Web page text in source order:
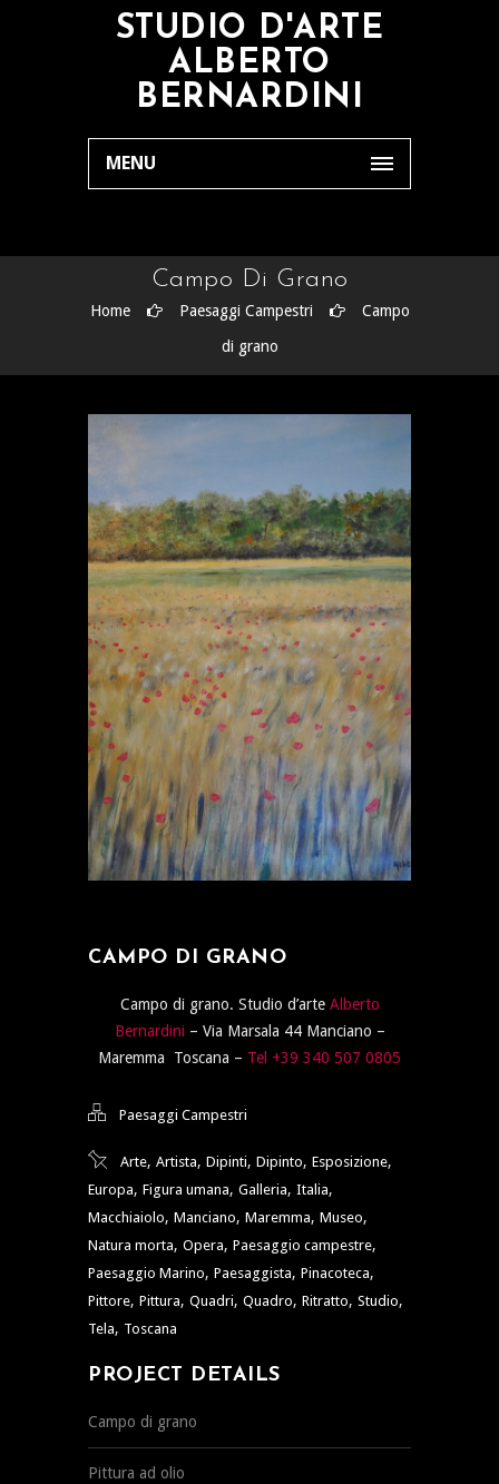
STUDIO D'ARTE
ALBERTO
BERNARDINI
MENU
Campo Di Grano
Home Paesaggi Campestri
Campo
di grano
CAMPO DI GRANO
Campo di grano. Studio d’arte Alberto
Bernardini – Via Marsala 44 Manciano –
Maremma Toscana – Tel +39 340 507 0805
Paesaggi Campestri
Arte, Artista, Dipinti, Dipinto, Esposizione,
Europa, Figura umana, Galleria, Italia,
Macchiaiolo, Manciano, Maremma, Museo,
Natura morta, Opera, Paesaggio campestre,
Paesaggio Marino, Paesaggista, Pinacoteca,
Pittore, Pittura, Quadri, Quadro, Ritratto, Studio,
Tela, Toscana
PROJECT DETAILS
Campo di grano
Pittura ad olio